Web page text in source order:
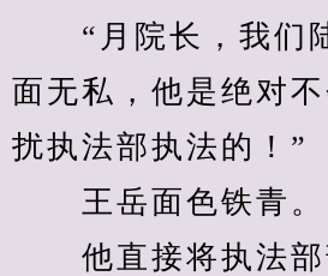
“月院长，我们
面无私，他是绝对
扰执法部执法的！”
王岳面色铁青。
他直接将执法部